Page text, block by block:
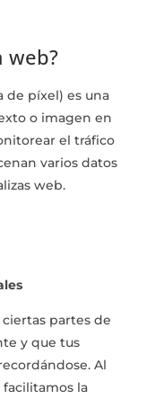
web?
de píxel) es una
o imagen en
el tráfico
varios datos
web.
partes de
y que tus
Al
la